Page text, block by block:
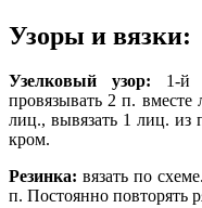
Узоры и вязки:
Узелковый узор: 1-й
провязывать 2 п.
лиц., вывязать 1 лиц. из
кром.
Резинка: вязать по
п. Постоянно повторять